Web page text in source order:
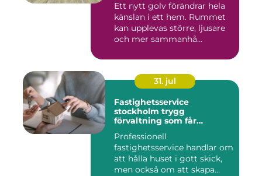
Ett nytt golv förändrar hela
känslan i ett hem. Rummet
kan upplevas större, ljusare
och mer sammanhå...
31. jul
Fastighetsservice
stockholm trygg
förvaltning som får
Professionell
fastighetsservice handlar om
att hålla huset i gott skick,
men också om att skapa